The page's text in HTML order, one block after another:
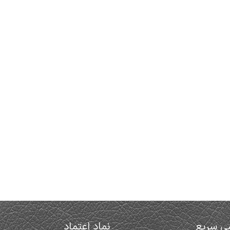
سریع نماد اعتماد